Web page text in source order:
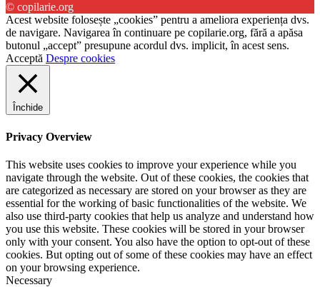
© copilarie.org
Acest website folosește „cookies” pentru a ameliora experiența dvs.
de navigare. Navigarea în continuare pe copilarie.org, fără a apăsa
butonul „accept” presupune acordul dvs. implicit, în acest sens.
Acceptă Despre cookies
Închide
Privacy Overview
This website uses cookies to improve your experience while you
navigate through the website. Out of these cookies, the cookies that
are categorized as necessary are stored on your browser as they are
essential for the working of basic functionalities of the website. We
also use third-party cookies that help us analyze and understand how
you use this website. These cookies will be stored in your browser
only with your consent. You also have the option to opt-out of these
cookies. But opting out of some of these cookies may have an effect
on your browsing experience.
Necessary